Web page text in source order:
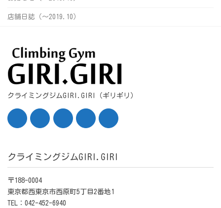
店舗日誌（〜2019.10）
クライミングジムGIRI.GIRI（ギリギリ）
クライミングジムGIRI.GIRI
〒188-0004
東京都西東京市西原町5丁目2番地1
TEL：042-452-6940